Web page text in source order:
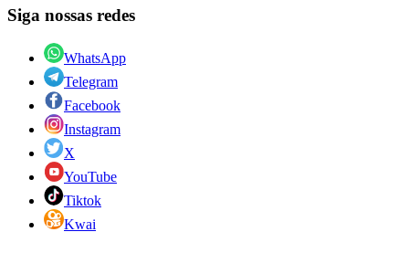
Siga nossas redes
WhatsApp
Telegram
Facebook
Instagram
X
YouTube
Tiktok
Kwai